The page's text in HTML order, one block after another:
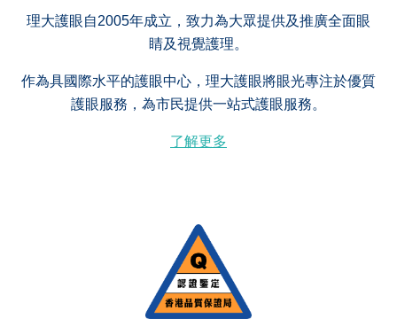
理大護眼自2005年成立，致力為大眾提供及推廣全面眼
睛及視覺護理。
作為具國際水平的護眼中心，理大護眼將眼光專注於優質
護眼服務，為市民提供一站式護眼服務。
了解更多